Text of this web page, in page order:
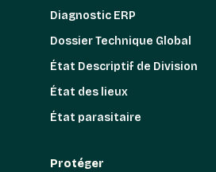
Diagnostic ERP
Dossier Technique Global
État Descriptif de Division
État des lieux
État parasitaire
Protéger